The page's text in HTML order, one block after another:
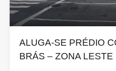
ALUGA-SE PRÉDIO
BRÁS – ZONA LESTE